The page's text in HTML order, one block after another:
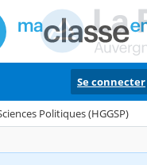
Se connecter
Politiques (HGGSP)